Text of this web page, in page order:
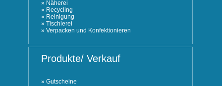
» Näherei
» Recycling
» Reinigung
» Tischlerei
» Verpacken und Konfektionieren
Produkte/ Verkauf
» Gutscheine